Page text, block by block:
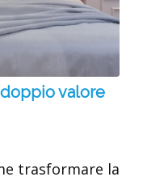
valore
trasformare la